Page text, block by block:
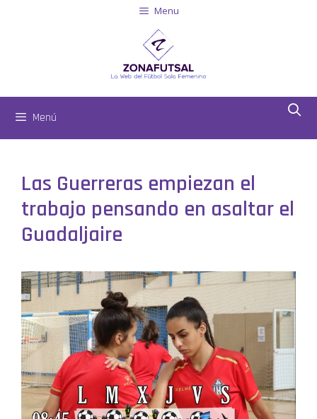
Menu
Menú
Las Guerreras empiezan el
trabajo pensando en asaltar el
Guadaljaire